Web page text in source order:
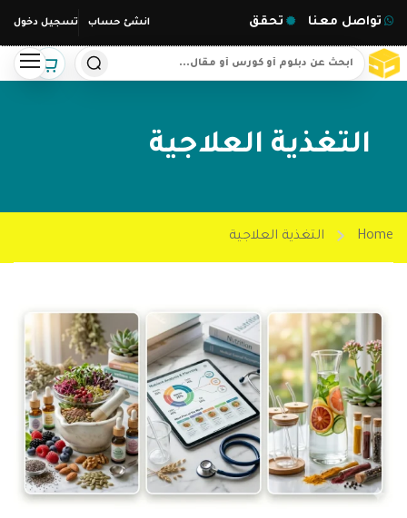
انشئ حساب تسجيل دخول تواصل معنا تحقق
التغذية العلاجية
Home التغذية العلاجية